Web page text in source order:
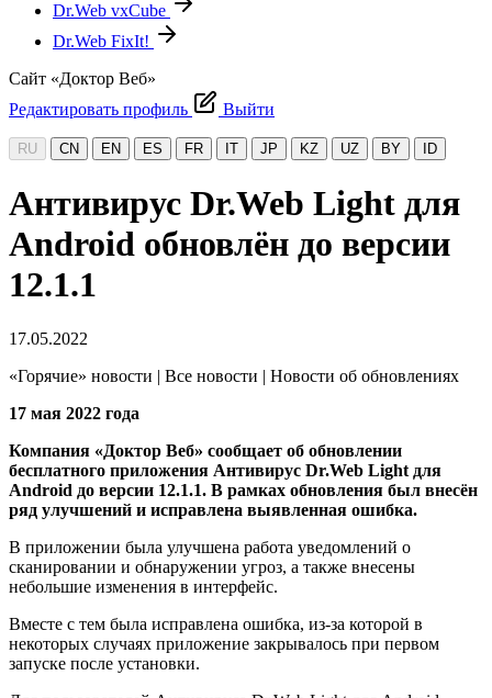
Dr.Web vxCube
Dr.Web FixIt!
Сайт «Доктор Веб»
Редактировать профиль
Выйти
RU CN EN ES FR IT JP KZ UZ BY ID
Антивирус Dr.Web Light для
Android обновлён до версии
12.1.1
17.05.2022
«Горячие» новости | Все новости | Новости об обновлениях
17 мая 2022 года
Компания «Доктор Веб» сообщает об обновлении
бесплатного приложения Антивирус Dr.Web Light для
Android до версии 12.1.1. В рамках обновления был внесён
ряд улучшений и исправлена выявленная ошибка.
В приложении была улучшена работа уведомлений о
сканировании и обнаружении угроз, а также внесены
небольшие изменения в интерфейс.
Вместе с тем была исправлена ошибка, из-за которой в
некоторых случаях приложение закрывалось при первом
запуске после установки.